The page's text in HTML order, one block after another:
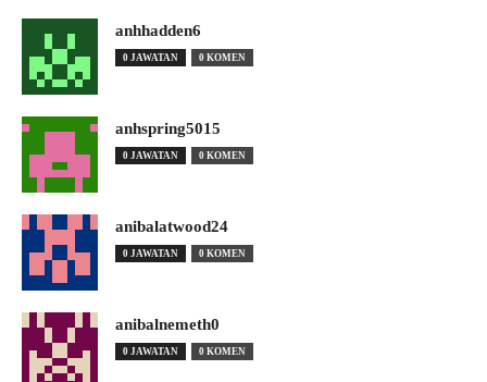
anhhadden6
0 JAWATAN 0 KOMEN
anhspring5015
0 JAWATAN 0 KOMEN
anibalatwood24
0 JAWATAN 0 KOMEN
anibalnemeth0
0 JAWATAN 0 KOMEN